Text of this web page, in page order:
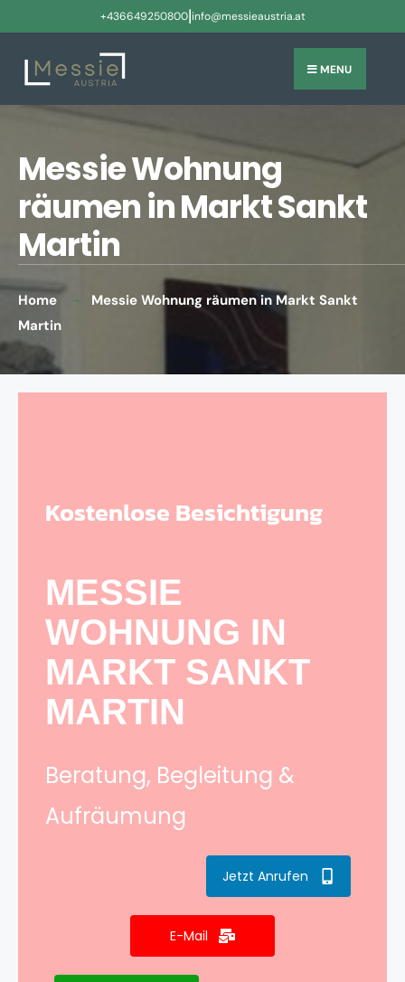
+436649250800|info@messieaustria.at
MENU
Messie Wohnung
räumen in Markt Sankt
Martin
Home
Messie Wohnung räumen in Markt Sankt
Martin
Kostenlose Besichtigung
MESSIE
WOHNUNG IN
MARKT SANKT
MARTIN
Beratung, Begleitung &
Aufräumung
Jetzt Anrufen
E-Mail